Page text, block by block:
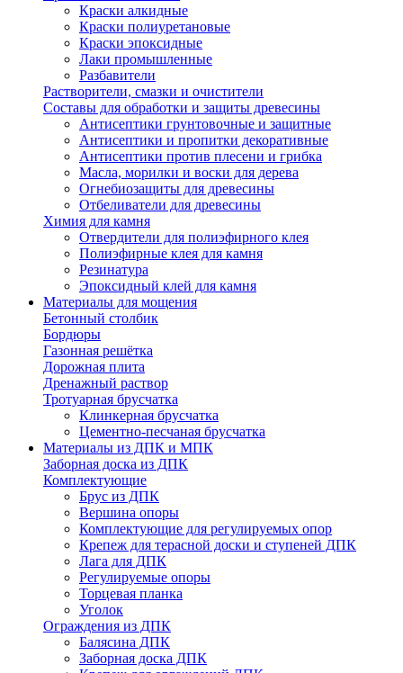
Краски алкидные
Краски полиуретановые
Краски эпоксидные
Лаки промышленные
Разбавители
Растворители, смазки и очистители
Составы для обработки и защиты древесины
Антисептики грунтовочные и защитные
Антисептики и пропитки декоративные
Антисептики против плесени и грибка
Масла, морилки и воски для дерева
Огнебиозащиты для древесины
Отбеливатели для древесины
Химия для камня
Отвердители для полиэфирного клея
Полиэфирные клея для камня
Резинатура
Эпоксидный клей для камня
Материалы для мощения
Бетонный столбик
Бордюры
Газонная решётка
Дорожная плита
Дренажный раствор
Тротуарная брусчатка
Клинкерная брусчатка
Цементно-песчаная брусчатка
Материалы из ДПК и МПК
Заборная доска из ДПК
Комплектующие
Брус из ДПК
Вершина опоры
Комплектующие для регулируемых опор
Крепеж для терасной доски и ступеней ДПК
Лага для ДПК
Регулируемые опоры
Торцевая планка
Уголок
Ограждения из ДПК
Балясина ДПК
Заборная доска ДПК